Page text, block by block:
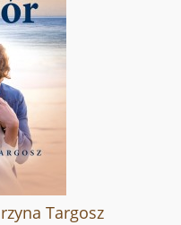
Targosz